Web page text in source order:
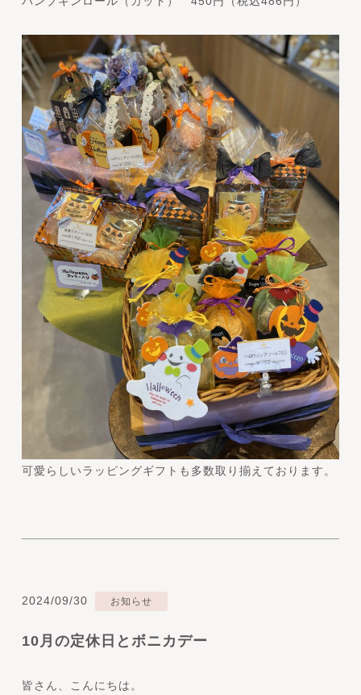
可愛らしいラッピングギフトも多数取り揃えております。
2024/09/30 お知らせ
10月の定休日とボニカデー
皆さん、こんにちは。